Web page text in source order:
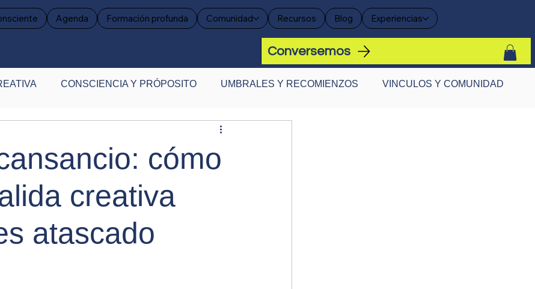
Conversemos
Agenda Formación profunda Comunidad Recursos Blog Experiencias
CONSCIENCIA Y PRÓPOSITO UMBRALES Y RECOMIENZOS VINCULOS Y COMUNIDAD
LA CREATIVIDAD EVIDENCIA CREATIVA
cómo
creativa
atascado